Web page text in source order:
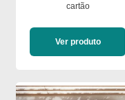
cartão
Ver produto